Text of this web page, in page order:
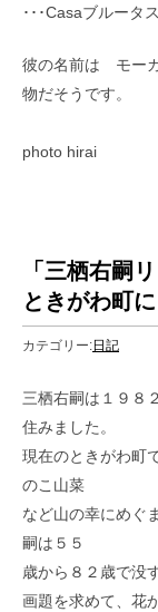
･･･Casaブルータ
彼の名前は モー
物だそうです。
by
photo hirai
「三栖右嗣
ときがわ町に
カテゴリー:日記
三栖右嗣は１９８
住みました。
現在のときがわ町
のこ山菜
など山の幸にめぐ
嗣は５５
歳から８２歳で没
画題を求めて、花